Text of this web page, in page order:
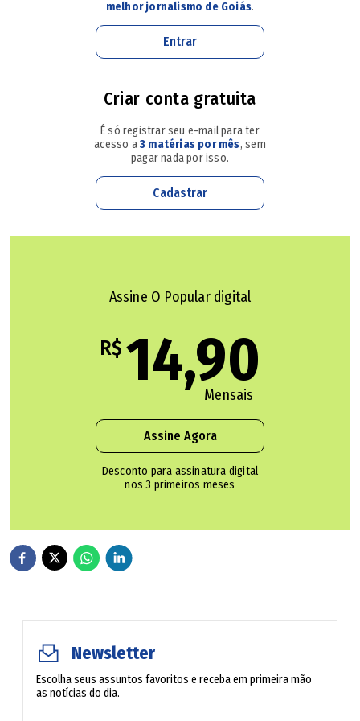
A prefeitura lamentou a morte do juiz pelas redes sociais
e relembrou o seu histórico profissional. "Formado em
Direito em 1995, o magistrado dedicou sua vida à
segurança pública e à Justiça, tendo atuado como policial
civil antes de ingressar na magistratura, em 2001",
informou em parte da nota(leia nota na íntegra ao final
Ao longo de sua trajetória, Nivaldo Mendes atuou nas
pelo compromisso.
Trajetória marcada pelo compromisso com a
prestação jurisdicional, pela dedicação ao serviço
público e pelo respeito conquistado entre
colegas, servidores, operadores do Direito e
presidente do TJGO, desembargador Leandro
Crispim, também informou que o juiz conquistou
respeito ao longo de sua carreira.
juiz atuava com retidão, ética e excelência. "Sua
dedicação ao Poder Judiciário goiano deixa um legado de
compromisso, integridade e relevantes serviços prestados
melhor jornalismo de Goiás.
Entrar
Criar conta gratuita
É só registrar seu e-mail para ter
acesso a3 matérias por mês, sem
pagar nada por isso.
Cadastrar
Assine O Popular digital
R$ 14,90
Mensais
Assine Agora
Desconto para assinatura digital
nos 3 primeiros meses
Newsletter
Escolha seus assuntos favoritos e receba em primeira mão
as notícias do dia.